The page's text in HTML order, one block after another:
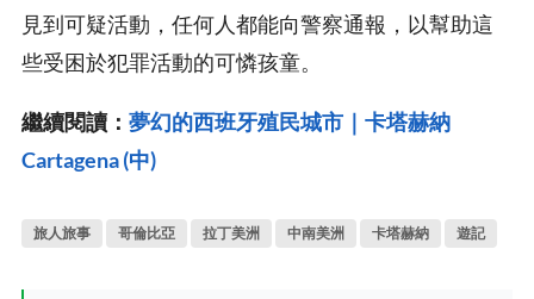
見到可疑活動，任何人都能向警察通報，以幫助這
些受困於犯罪活動的可憐孩童。
繼續閱讀： 夢幻的西班牙殖民城市｜卡塔赫納
Cartagena (中)
旅人旅事 哥倫比亞 拉丁美洲 中南美洲 卡塔赫納 遊記